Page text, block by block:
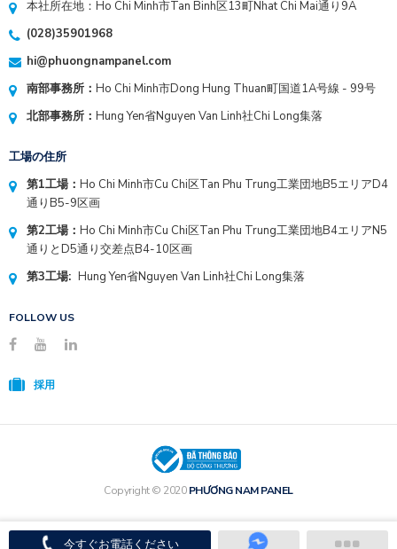
本社所在地：Ho Chi Minh市Tan Binh区13町Nhat Chi Mai通り9A
(028)35901968
hi@phuongnampanel.com
南部事務所： Ho Chi Minh市Dong Hung Thuan町国道1A号線 - 99号
北部事務所： Hung Yen省Nguyen Van Linh社Chi Long集落
工場の住所
第1工場： Ho Chi Minh市Cu Chi区Tan Phu Trung工業団地B5エリアD4
通りB5-9区画
第2工場： Ho Chi Minh市Cu Chi区Tan Phu Trung工業団地B4エリアN5
通りとD5通り交差点B4-10区画
第3工場: Hung Yen省Nguyen Van Linh社Chi Long集落
FOLLOW US
採用
Copyright © 2020PHƯƠNG NAM PANEL
今すぐお電話ください